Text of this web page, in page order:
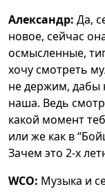
Александр: Да,
новое, сейчас
осмысленные,
хочу смотреть
не держим, дабы
наша. Ведь
какой момент
или же как в
Зачем это 2-х
WCO: Музыка и